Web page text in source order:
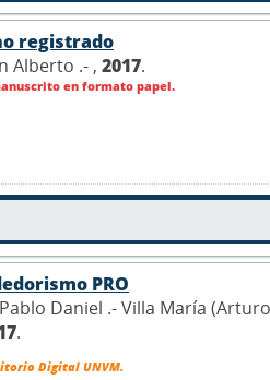
registrado
Alberto .- , 2017.
en formato papel.
PRO
Daniel .- Villa María
.
Digital UNVM.